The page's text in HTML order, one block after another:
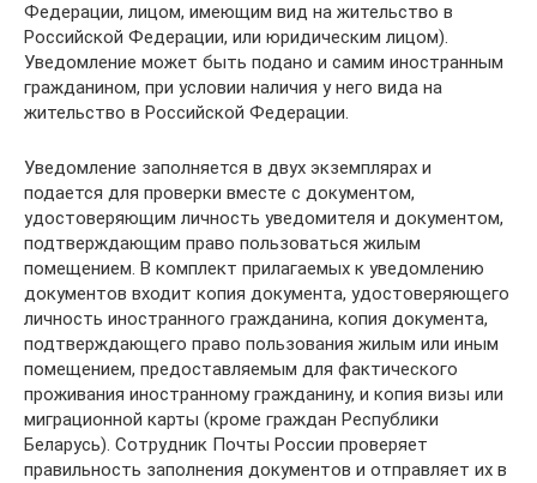
Федерации, лицом, имеющим вид на жительство в
Российской Федерации, или юридическим лицом).
Уведомление может быть подано и самим иностранным
гражданином, при условии наличия у него вида на
жительство в Российской Федерации.
Уведомление заполняется в двух экземплярах и
подается для проверки вместе с документом,
удостоверяющим личность уведомителя и документом,
подтверждающим право пользоваться жилым
помещением. В комплект прилагаемых к уведомлению
документов входит копия документа, удостоверяющего
личность иностранного гражданина, копия документа,
подтверждающего право пользования жилым или иным
помещением, предоставляемым для фактического
проживания иностранному гражданину, и копия визы или
миграционной карты (кроме граждан Республики
Беларусь). Сотрудник Почты России проверяет
правильность заполнения документов и отправляет их в